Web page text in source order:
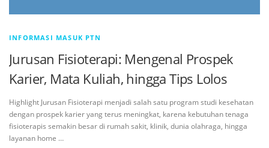
INFORMASI MASUK PTN
Jurusan Fisioterapi: Mengenal Prospek
Karier, Mata Kuliah, hingga Tips Lolos
Highlight Jurusan Fisioterapi menjadi salah satu program studi kesehatan
dengan prospek karier yang terus meningkat, karena kebutuhan tenaga
fisioterapis semakin besar di rumah sakit, klinik, dunia olahraga, hingga
layanan home …